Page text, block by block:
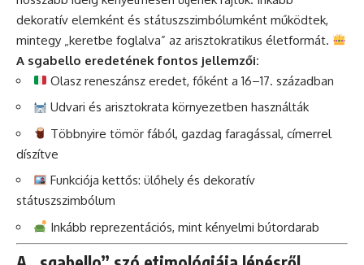
dekoratív elemként és státuszszimbólumként működtek,
mintegy „keretbe foglalva” az arisztokratikus életformát.
A sgabello eredetének fontos jellemzői:
Olasz reneszánsz eredet, főként a 16–17. században
Udvari és arisztokrata környezetben használták
Többnyire tömör fából, gazdag faragással, címerrel
díszítve
Funkciója kettős: ülőhely és dekoratív
státuszszimbólum
Inkább reprezentációs, mint kényelmi bútordarab